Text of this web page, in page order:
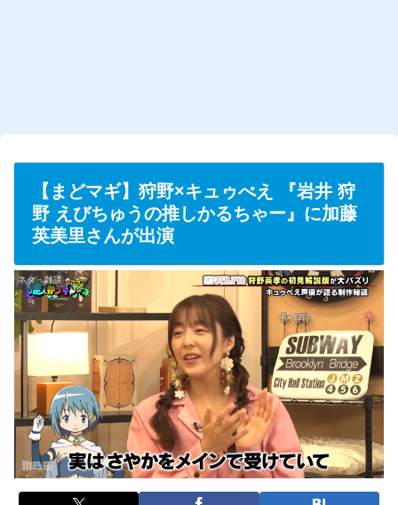
5
%
【まどマギ】狩野×キュゥべえ 『岩井 狩
野 えびちゅうの推しかるちゃー』に加藤
英美里さんが出演
ネタ・雑談